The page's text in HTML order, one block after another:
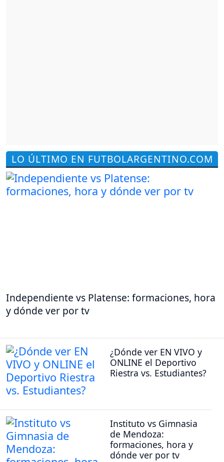
LO ÚLTIMO EN FUTBOLARGENTINO.COM
Independiente vs Platense: formaciones, hora
y dónde ver por tv
¿Dónde ver EN VIVO y
ONLINE el Deportivo
Riestra vs. Estudiantes?
Instituto vs Gimnasia
de Mendoza:
formaciones, hora y
dónde ver por tv